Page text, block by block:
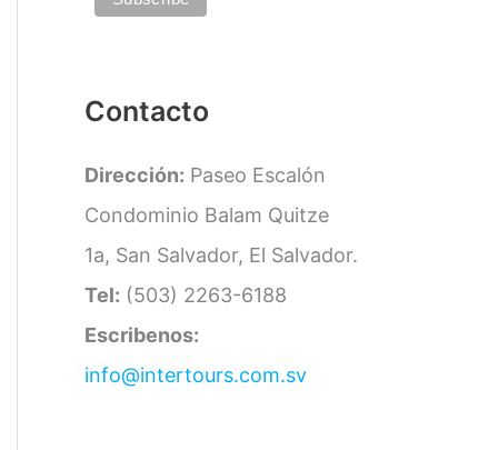
Contacto
Dirección: Paseo Escalón
Condominio Balam Quitze
1a, San Salvador, El Salvador.
Tel: (503) 2263-6188
Escribenos:
info@intertours.com.sv